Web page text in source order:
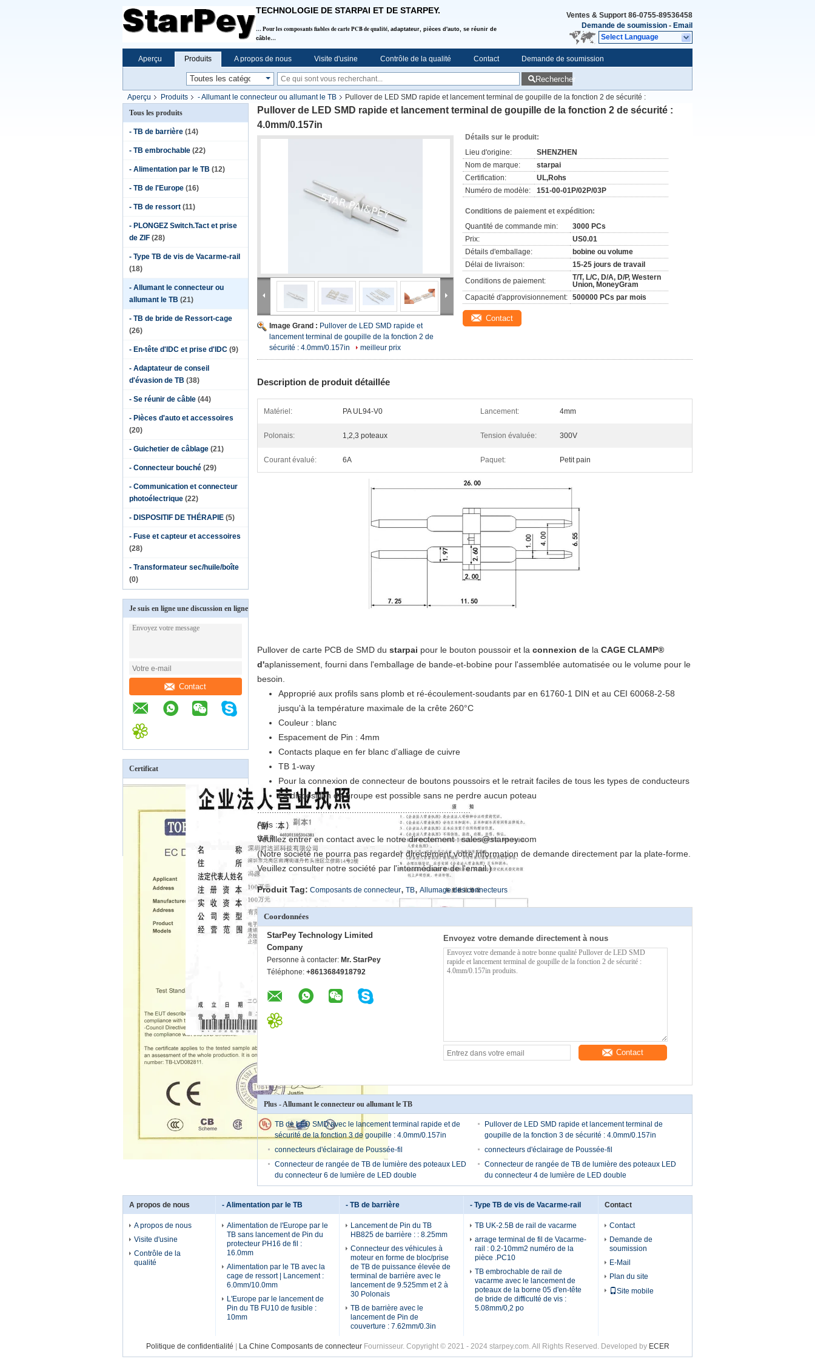
TECHNOLOGIE DE STARPAI ET DE STARPEY.
… Pour les composants fiables de carte PCB de qualité, adaptateur, pièces d'auto, se réunir de
câble…
Ventes & Support 86-0755-89536458
Demande de soumission - Email
Select Language
Aperçu Produits A propos de nous Visite d'usine Contrôle de la qualité Contact Demande de soumission
Rechercher
Aperçu Produits - Allumant le connecteur ou allumant le TB
Pullover de LED SMD rapide et lancement terminal de goupille de la fonction 2 de sécurité :
4.0mm/0.157in
Tous les produits
- TB de barrière (14)
- TB embrochable (22)
- Alimentation par le TB (12)
- TB de l'Europe (16)
- TB de ressort (11)
- PLONGEZ Switch.Tact et prise
de ZIF (28)
- Type TB de vis de Vacarme-rail
(18)
- Allumant le connecteur ou
allumant le TB (21)
- TB de bride de Ressort-cage
(26)
- En-tête d'IDC et prise d'IDC (9)
- Adaptateur de conseil
d'évasion de TB (38)
- Se réunir de câble (44)
- Pièces d'auto et accessoires
(20)
- Guichetier de câblage (21)
- Connecteur bouché (29)
- Communication et connecteur
photoélectrique (22)
- DISPOSITIF DE THÉRAPIE (5)
- Fuse et capteur et accessoires
(28)
- Transformateur sec/huile/boîte
(0)
Je suis en ligne une discussion en ligne
Contact
Certificat
Pullover de LED SMD rapide et lancement terminal de goupille de la fonction 2 de sécurité :
4.0mm/0.157in
Image Grand : Pullover de LED SMD rapide et
lancement terminal de goupille de la fonction 2 de
sécurité : 4.0mm/0.157in
meilleur prix
Détails sur le produit:
Lieu d'origine:
SHENZHEN
Nom de marque:
starpai
Certification:
UL,Rohs
Numéro de modèle:
151-00-01P/02P/03P
Conditions de paiement et expédition:
Quantité de commande min:
3000 PCs
Prix:
US0.01
Détails d'emballage:
bobine ou volume
Délai de livraison:
15-25 jours de travail
Conditions de paiement:
T/T, L/C, D/A, D/P, Western
Union, MoneyGram
Capacité d'approvisionnement: 500000 PCs par mois
Contact
Description de produit détaillée
Matériel: PA UL94-V0 Lancement: 4mm
Polonais: 1,2,3 poteaux Tension évaluée: 300V
Courant évalué: 6A Paquet: Petit pain
Pullover de carte PCB de SMD du starpai pour le bouton poussoir et la connexion de la CAGE CLAMP®
d'aplanissement, fourni dans l'emballage de bande-et-bobine pour l'assemblée automatisée ou le volume pour le
besoin.
Approprié aux profils sans plomb et ré-écoulement-soudants par en 61760-1 DIN et au CEI 60068-2-58
jusqu'à la température maximale de la crête 260°C
Couleur : blanc
Espacement de Pin : 4mm
Contacts plaque en fer blanc d'alliage de cuivre
TB 1-way
Pour la connexion de connecteur de boutons poussoirs et le retrait faciles de tous les types de conducteurs
La disposition de groupe est possible sans ne perdre aucun poteau
........................................................................................
Avis :
Veuillez entrer en contact avec le notre directement : sales@starpey.com
(Notre société ne pourra pas regarder directement votre information de demande directement par la plate-forme.
Veuillez consulter notre société par l'intermédiaire de l'email.)
Produit Tag: Composants de connecteur, TB, Allumage des connecteurs
Coordonnées
StarPey Technology Limited
Company
Personne à contacter: Mr. StarPey
Téléphone: +8613684918792
Envoyez votre demande directement à nous
Contact
Plus - Allumant le connecteur ou allumant le TB
TB de LED SMD avec le lancement terminal rapide et de
sécurité de la fonction 3 de goupille : 4.0mm/0.157in
Pullover de LED SMD rapide et lancement terminal de
goupille de la fonction 3 de sécurité : 4.0mm/0.157in
connecteurs d'éclairage de Poussée-fil
connecteurs d'éclairage de Poussée-fil
Connecteur de rangée de TB de lumière des poteaux LED
du connecteur 6 de lumière de LED double
Connecteur de rangée de TB de lumière des poteaux LED
du connecteur 4 de lumière de LED double
A propos de nous
A propos de nous
Visite d'usine
Contrôle de la
qualité
- Alimentation par le TB
Alimentation de l'Europe par le
TB sans lancement de Pin du
protecteur PH16 de fil :
16.0mm
Alimentation par le TB avec la
cage de ressort | Lancement :
6.0mm/10.0mm
L'Europe par le lancement de
Pin du TB FU10 de fusible :
10mm
- TB de barrière
Lancement de Pin du TB
HB825 de barrière : : 8.25mm
Connecteur des véhicules à
moteur en forme de bloc/prise
de TB de puissance élevée de
terminal de barrière avec le
lancement de 9.525mm et 2 à
30 Polonais
TB de barrière avec le
lancement de Pin de
couverture : 7.62mm/0.3in
- Type TB de vis de Vacarme-rail
TB UK-2.5B de rail de vacarme
arrage terminal de fil de Vacarme-
rail : 0.2-10mm2 numéro de la
pièce .PC10
TB embrochable de rail de
vacarme avec le lancement de
poteaux de la borne 05 d'en-tête
de bride de difficulté de vis :
5.08mm/0,2 po
Contact
Contact
Demande de
soumission
E-Mail
Plan du site
Site mobile
Politique de confidentialité La Chine Composants de connecteurFournisseur. Copyright © 2021 - 2024 starpey.com. All Rights Reserved. Developed by ECER